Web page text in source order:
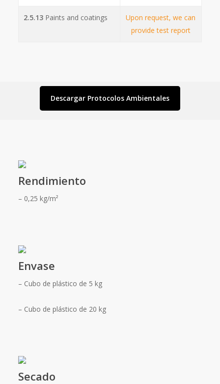
2.5.13Paints and coatings
Upon request, we can
provide test report
Descargar Protocolos Ambientales
Rendimiento
– 0,25 kg/m²
Envase
– Cubo de plástico de 5 kg
– Cubo de plástico de 20 kg
Secado